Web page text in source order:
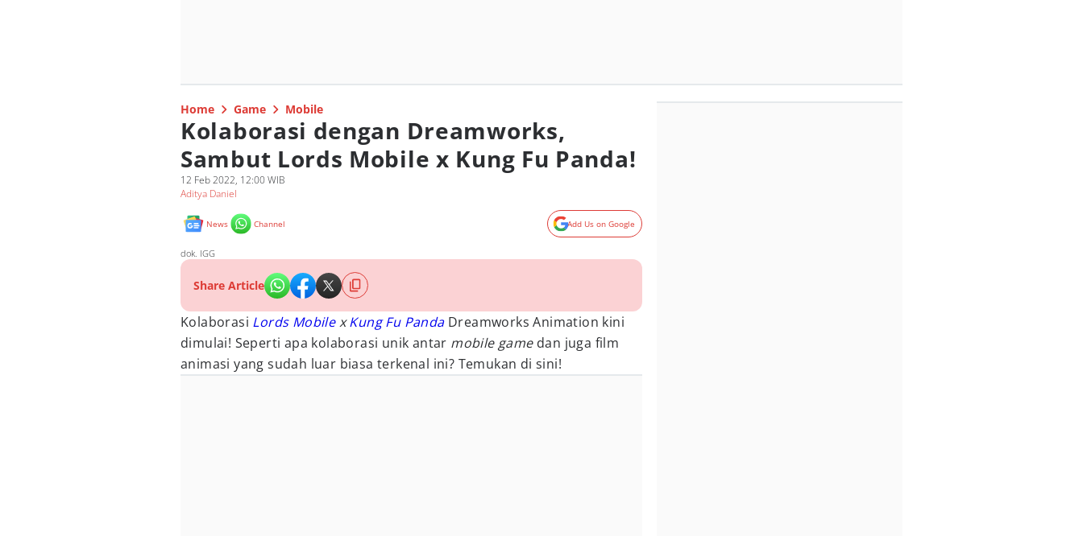
Home Game Mobile
Kolaborasi dengan Dreamworks,
Sambut Lords Mobile x Kung Fu Panda!
12 Feb 2022, 12:00 WIB
Aditya Daniel
News Channel Add Us on Google
dok. IGG
Share Article
Kolaborasi Lords MobilexKung Fu PandaDreamworks Animation kini
dimulai! Seperti apa kolaborasi unik antar mobile game dan juga film
animasi yang sudah luar biasa terkenal ini? Temukan di sini!